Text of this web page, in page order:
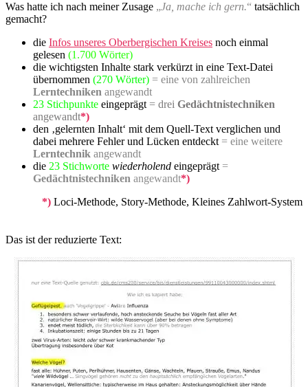
Was hatte ich nach meiner Zusage „Ja, mache ich gern.“ tatsächlich
gemacht?
die Infos unseres Oberbergischen Kreises noch einmal
gelesen (1.700 Wörter)
die wichtigsten Inhalte stark verkürzt in eine Text-Datei
übernommen (270 Wörter) = eine von zahlreichen
Lerntechniken angewandt
23 Stichpunkte eingeprägt = drei Gedächtnistechniken
angewandt*)
den ‚gelernten Inhalt‘ mit dem Quell-Text verglichen und
dabei mehrere Fehler und Lücken entdeckt = eine weitere
Lerntechnik angewandt
die 23 Stichworte wiederholend eingeprägt =
Gedächtnistechniken angewandt*)
*) Loci-Methode, Story-Methode, Kleines Zahlwort-System
Das ist der reduzierte Text: